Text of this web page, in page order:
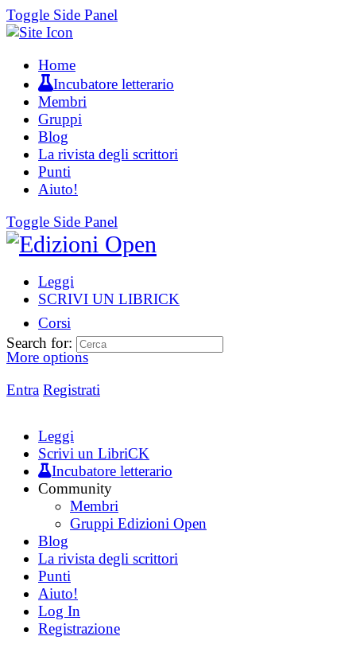
Toggle Side Panel
Home
Incubatore letterario
Membri
Gruppi
Blog
La rivista degli scrittori
Punti
Aiuto!
Toggle Side Panel
Leggi
SCRIVI UN LIBRICK
Corsi
More options
Entra Registrati
Search for:
Leggi
Scrivi un LibriCK
Incubatore letterario
Community
Membri
Gruppi Edizioni Open
Blog
La rivista degli scrittori
Punti
Aiuto!
Log In
Registrazione